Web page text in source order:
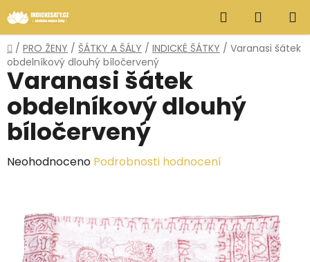
na
obsah
Hledat
KOŠÍK
Domů
/ PRO ŽENY / ŠÁTKY A ŠÁLY / INDICKÉ ŠÁTKY / Varanasi šátek
obdelníkový dlouhý bíločervený
Varanasi šátek
obdelníkový dlouhý
bíločervený
Průměrné
Neohodnoceno Podrobnosti hodnocení